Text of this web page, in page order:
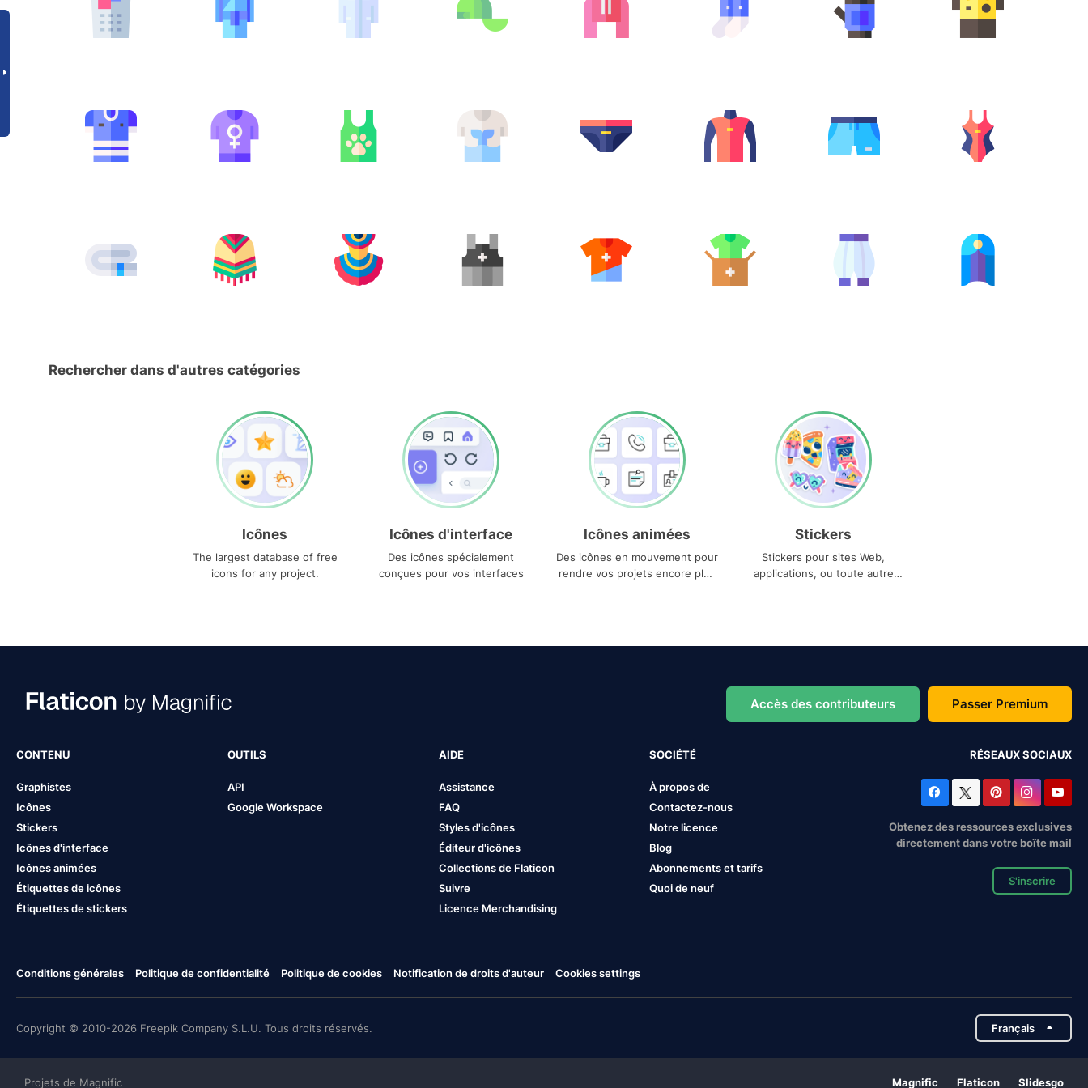
Rechercher dans d'autres catégories
Icônes
The largest database of free
icons for any project.
Icônes d'interface
Des icônes spécialement
conçues pour vos interfaces
Icônes animées
Des icônes en mouvement pour
rendre vos projets encore plus
Stickers
Stickers pour sites Web,
applications, ou toute autre
Accès des contributeurs Passer Premium
CONTENU
Graphistes
Icônes
Stickers
Icônes d'interface
Icônes animées
Étiquettes de icônes
Étiquettes de stickers
OUTILS
API
Google Workspace
AIDE
Assistance
FAQ
Styles d'icônes
Éditeur d'icônes
Collections de Flaticon
Suivre
Licence Merchandising
SOCIÉTÉ
À propos de
Contactez-nous
Notre licence
Blog
Abonnements et tarifs
Quoi de neuf
RÉSEAUX SOCIAUX
Obtenez des ressources exclusives
directement dans votre boîte mail
S'inscrire
Conditions générales Politique de confidentialité Politique de cookies Notification de droits d'auteur Cookies settings
Copyright © 2010-2026 Freepik Company S.L.U. Tous droits réservés. Français
Projets de Magnific Magnific Flaticon Slidesgo